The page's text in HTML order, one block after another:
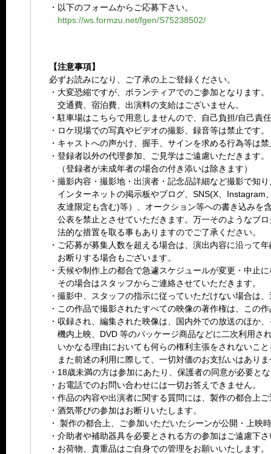
・以下のフォームからご応募下さい。
https://ws.formzu.net/fgen/S75238502/
【注意事項】
必ずお読みになり、ご了承の上ご登録ください。
・大変恐縮ですが、ボランティアでのご参加となります。
交通費、宿泊費、出演料の支給はございません。
・駐車場はこちらで用意しませんので、自己負担/自己責
・ロケ現場での写真やビデオの撮影、録音等は禁止です。
・キャストへの声かけ、握手、サインを求める行為等は
・登録者以外の代理参加、ご見学はご遠慮いただきます。
（登録者が未成年者の場合の付き添いは除きます）
・撮影内容・撮影地・出演者・記念品詳細など撮影で知
インターネットの掲示板やブログ、SNS(X、Instagram
友達限定も含む)等）、オークション等への書き込みを
公表を禁止とさせていただきます。万一そのようなブ
法的な措置を取る事もありますのでご了承ください。
・ご応募が募集人数を超える場合は、演出内容に沿って
お断りする場合もございます。
・天候や制作上の都合で急遽スケジュールが変更・中止
その場合はスタッフからご連絡させていただきます。
・撮影中、スタッフの指示に従っていただけない場合は
・この作品で撮影されたすべての映像の著作権は、この
・収録され、編集された映像は、国内外での放送のほか
機内上映、DVD 等のパッケージ商品などに二次利用さ
いかなる理由においても何らの権利主張をされないこ
また前述の利用に際して、一切対価のお支払いはありま
・18歳未満の方は参加にあたり、保護者の同意が必要と
・お電話でのお問い合わせには一切お答えできません。
・作品の内容や出演者に関する質問には、製作の都合上
・酒気帯びの参加はお断りいたします。
・ 製作の都合上、ご参加いただいたシーンが公開・上映
・介助者や補助器具を必要とされる方の参加はご遠慮下
・お荷物、貴重品はご自身での管理をお願いいたします。